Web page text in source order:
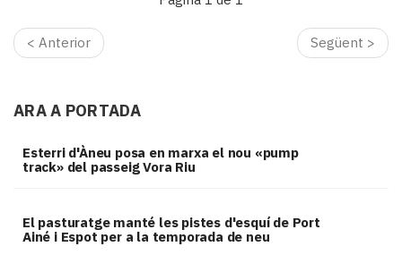
< Anterior Següent >
ARA A PORTADA
Esterri d'Àneu posa en marxa el nou «pump
track» del passeig Vora Riu
El pasturatge manté les pistes d'esquí de Port
Ainé i Espot per a la temporada de neu